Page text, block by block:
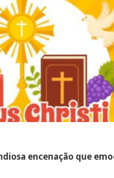
encenação que